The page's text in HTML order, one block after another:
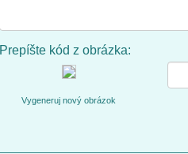
Prepíšte kód z obrázka:
Vygeneruj nový obrázok